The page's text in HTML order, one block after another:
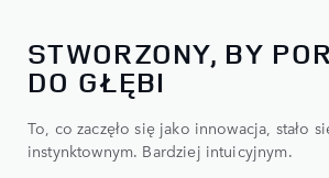
STWORZONY, BY
DO GŁĘBI
To, co zaczęło się jako innowacja, stało
instynktownym. Bardziej intuicyjnym.